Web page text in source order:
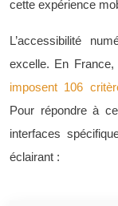
cette expérience
L’accessibilité
excelle. En France,
imposent 106
Pour répondre à
interfaces
éclairant :